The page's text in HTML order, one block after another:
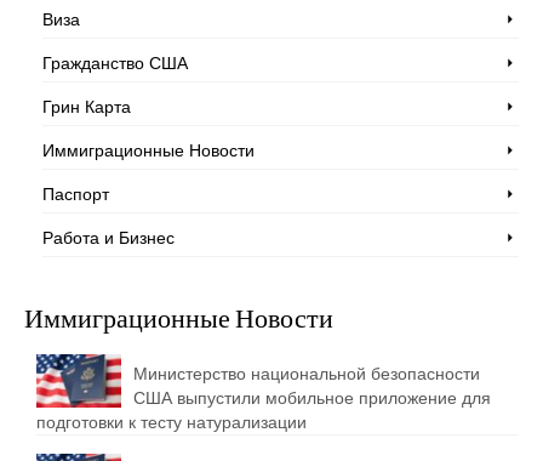
Виза
Гражданство США
Грин Карта
Иммиграционные Новости
Паспорт
Работа и Бизнес
Иммиграционные Новости
Министерство национальной безопасности
США выпустили мобильное приложение для
подготовки к тесту натурализации